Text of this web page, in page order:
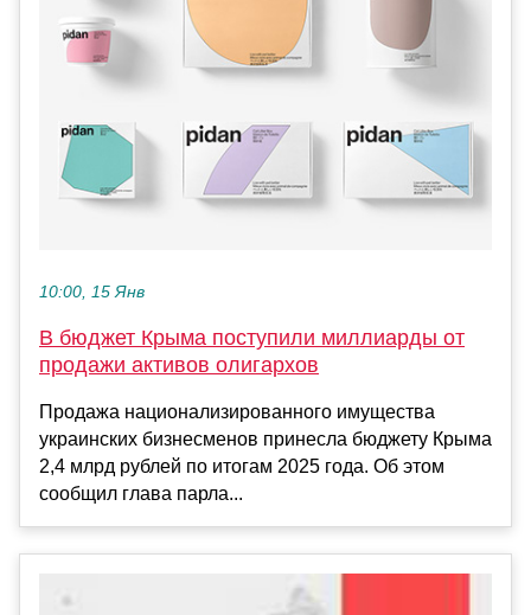
10:00, 15 Янв
В бюджет Крыма поступили миллиарды от
продажи активов олигархов
Продажа национализированного имущества
украинских бизнесменов принесла бюджету Крыма
2,4 млрд рублей по итогам 2025 года. Об этом
сообщил глава парла...